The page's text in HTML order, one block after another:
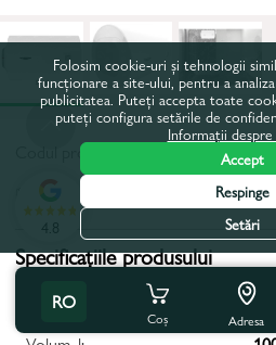
Codul produsului:
Toate caracteristicile
Specificațiile produsului
Țara de origine brand:
Italia
RO
Coș Adresa
4.8
Folosim cookie-uri și tehnologii
funcționare a site-ului, pentru a
publicitatea. Puteți accepta toate
puteți configura setările de
Informații
Accept
Respinge
Setări